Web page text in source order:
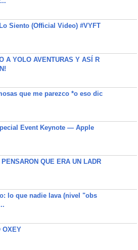
Siento (Official Video) #VYFT
A YOLO AVENTURAS Y ASÍ R
que me parezco *o eso dic
Event Keynote — Apple
QUE ERA UN LADR
lo que nadie lava (nivel "obs
OXEY